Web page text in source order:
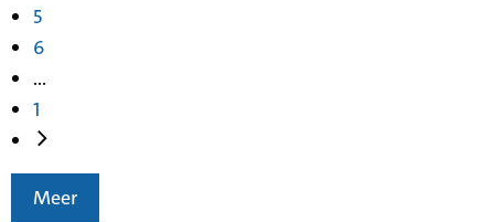
5
6
...
1
Meer